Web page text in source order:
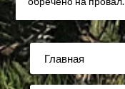
Главная